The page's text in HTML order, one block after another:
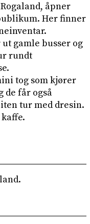
åpner
Her finner
gamle busser og
rundt
tog som kjører
de får også
tur med dresin.